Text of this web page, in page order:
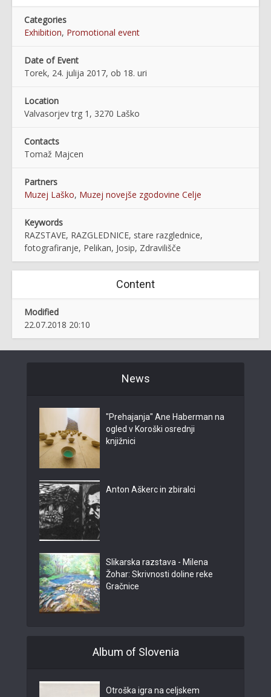
Categories
Exhibition, Promotional event
Date of Event
Torek, 24. julija 2017, ob 18. uri
Location
Valvasorjev trg 1, 3270 Laško
Contacts
Tomaž Majcen
Partners
Muzej Laško, Muzej novejše zgodovine Celje
Keywords
RAZSTAVE, RAZGLEDNICE, stare razglednice,
fotografiranje, Pelikan, Josip, Zdravilišče
Content
Modified
22.07.2018 20:10
News
"Prehajanja" Ane Haberman na
ogled v Koroški osrednji
knjižnici
Anton Aškerc in zbiralci
Slikarska razstava - Milena
Žohar: Skrivnosti doline reke
Gračnice
Album of Slovenia
Otroška igra na celjskem